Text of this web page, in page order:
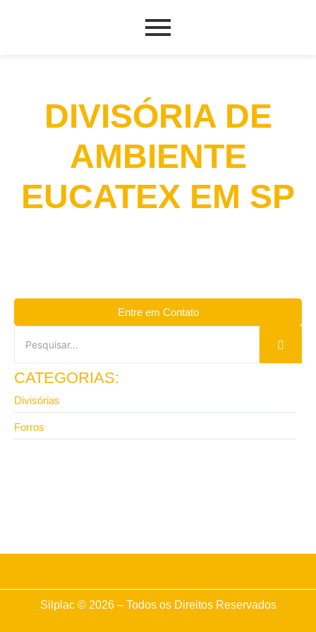
DIVISÓRIA DE
AMBIENTE
EUCATEX EM SP
Entre em Contato
CATEGORIAS:
Divisórias
Forros
Silplac © 2026 – Todos os Direitos Reservados